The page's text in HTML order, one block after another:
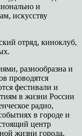
и
искусству
отряд, киноклуб,
разнообразна и
проводятся
фестивали и
в жизни России
радио,
в городе и
центр
жизни города,